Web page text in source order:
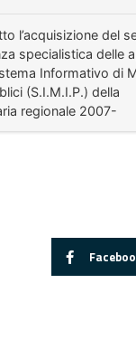
l’acquisizione del
specialistica delle
Informativo di
(S.I.M.I.P.) della
regionale 2007-